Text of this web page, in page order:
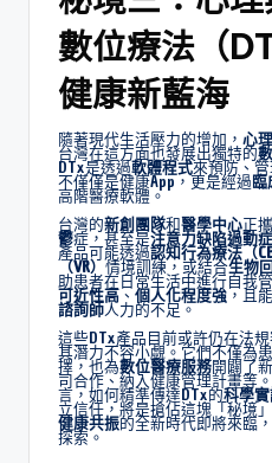
數位療法（
健康新藍海
隨著現代生活壓力的增加， 心
台灣在這方面也發展出獨特的
DTx是透過軟體程式來預防、
不僅僅是健康App，更是經過臨
高階醫療軟體。
台灣的新創團隊和醫學中心正
鬱症，甚至是注意力缺陷過動
產品可能透過認知行為療法（
（VR）情境訓練，或結合生物
助患者在日常生活中進行自我
可近性高、個人化程度強，且
諮詢師人力的不足。
這些DTx產品目前或許仍在法
其潛力不容小覷。它們不僅為
擇，也為數位醫療服務開闢了
司合作、納入健康管理計畫等
言，如何精準傳達DTx的科學
立信任，將是搶佔這塊「秘境
健康共振的全新時代即將來臨
探索。